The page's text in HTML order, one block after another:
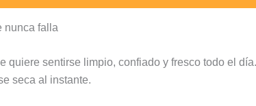
nunca falla
sentirse limpio, confiado y fresco todo el
seca al instante.